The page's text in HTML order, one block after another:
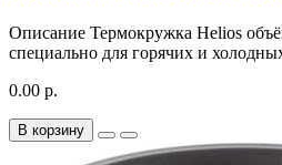
Описание Термокружка Helios
специально для горячих и
0.00 р.
В корзину